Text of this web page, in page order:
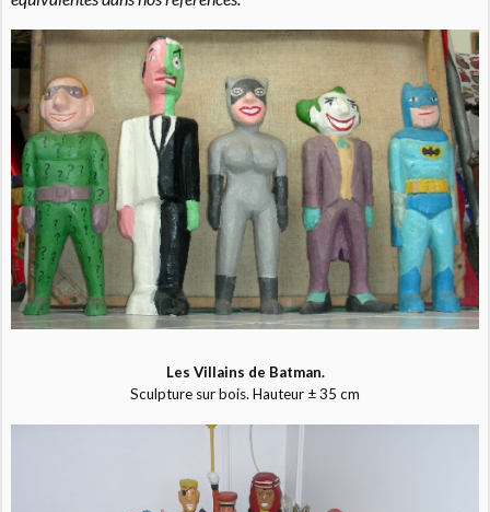
Les Villains de Batman.
Sculpture sur bois. Hauteur ± 35 cm